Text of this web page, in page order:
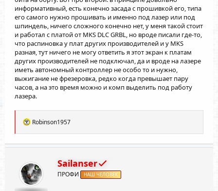
информативный, есть конечно засада с прошивкой его, типа
его самого нужно прошивать и именно под лазер или под
шпиндель, ничего сложного конечно нет, у меня такой стоит
и работал с платой от MKS DLC GRBL, но вроде писали где-то,
что распиновка у плат других производителей и у MKS
разная, тут ничего не могу ответить я этот экран к платам
других производителей не подключал, да и вроде на лазере
иметь автономный контроллер не особо то и нужно,
выжигание не фрезеровка, редко когда превышает пару
часов, а на это время можно и комп выделить под работу
лазера.
Р
а
к
и
и
:
Robinson1957
Sailanser
ПРОФИ НАШ ЧЕЛОВЕК